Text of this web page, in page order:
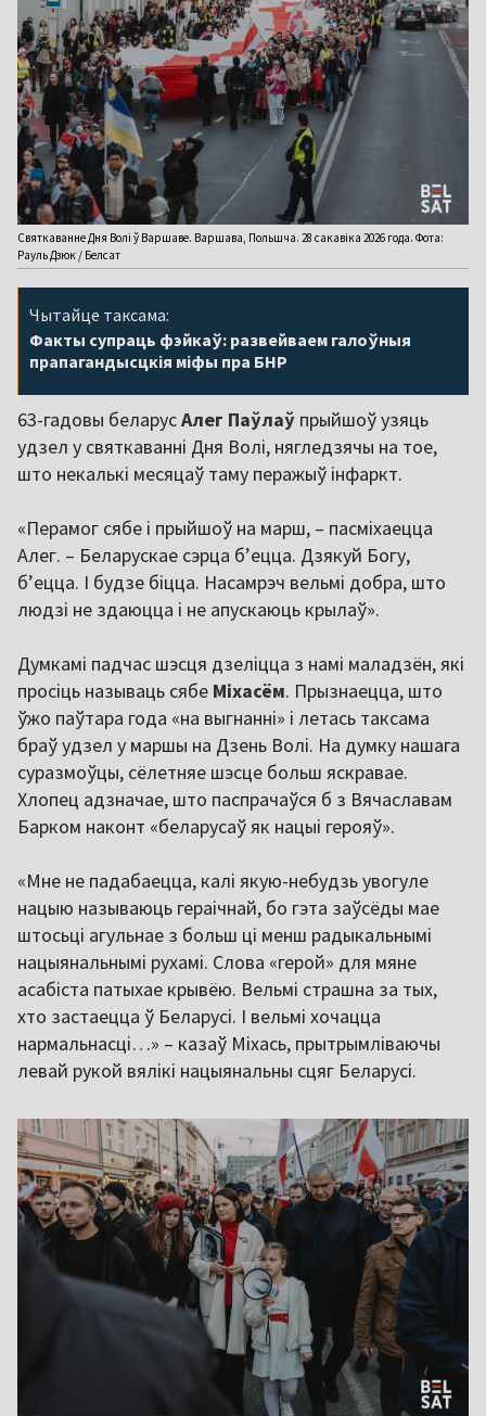
Святкаванне Дня Волі ў Варшаве. Варшава, Польшча. 28 сакавіка 2026 года. Фота:
Рауль Дзюк / Белсат
Чытайце таксама:
Факты супраць фэйкаў: развейваем галоўныя
прапагандысцкія міфы пра БНР
63-гадовы беларусАлег Паўлаў прыйшоў узяць
удзел у святкаванні Дня Волі, нягледзячы на тое,
што некалькі месяцаў таму перажыў інфаркт.
«Перамог сябе і прыйшоў на марш, – пасміхаецца
Алег. – Беларускае сэрца бʼецца. Дзякуй Богу,
бʼецца. І будзе біцца. Насамрэч вельмі добра, што
людзі не здаюцца і не апускаюць крылаў».
Думкамі падчас шэсця дзеліцца з намі маладзён, які
просіць называць сябе Міхасём. Прызнаецца, што
ўжо паўтара года «на выгнанні» і летась таксама
браў удзел у маршы на Дзень Волі. На думку нашага
суразмоўцы, сёлетняе шэсце больш яскравае.
Хлопец адзначае, што паспрачаўся б з Вячаславам
Барком наконт «беларусаў як нацыі герояў».
«Мне не падабаецца, калі якую-небудзь увогуле
нацыю называюць гераічнай, бо гэта заўсёды мае
штосьці агульнае з больш ці менш радыкальнымі
нацыянальнымі рухамі. Слова «герой» для мяне
асабіста патыхае крывёю. Вельмі страшна за тых,
хто застаецца ў Беларусі. І вельмі хочацца
нармальнасці…» – казаў Міхась, прытрымліваючы
левай рукой вялікі нацыянальны сцяг Беларусі.